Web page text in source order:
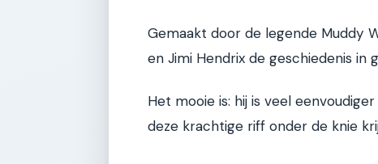
Gemaakt door de legende Muddy
en Jimi Hendrix de geschiedenis in
Het mooie is: hij is veel
deze krachtige riff onder de knie